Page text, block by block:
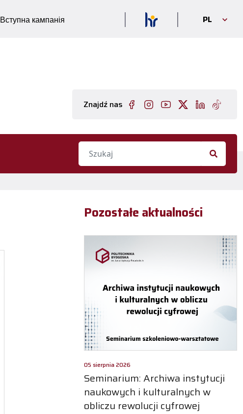
Вступна кампанія PL
Znajdź nas
Pozostałe aktualności
05 sierpnia 2026
Seminarium: Archiwa instytucji
naukowych i kulturalnych w
obliczu rewolucji cyfrowej